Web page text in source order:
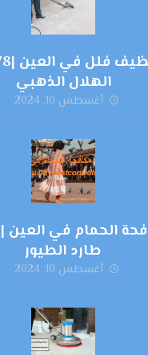
الهلال الذهبي
أغسطس 10, 2024
طارد الطيور
أغسطس 10, 2024